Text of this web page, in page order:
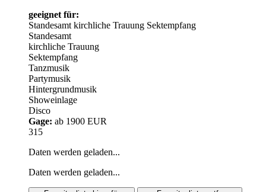
geeignet für:
Standesamt kirchliche Trauung Sektempfang
Standesamt
kirchliche Trauung
Sektempfang
Tanzmusik
Partymusik
Hintergrundmusik
Showeinlage
Disco
Gage: ab 1900 EUR
315
Daten werden geladen...
Daten werden geladen...